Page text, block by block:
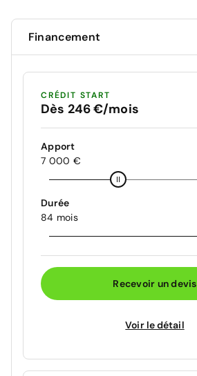
Financement
CRÉDIT START
Dès 246 €/mois
Apport
7 000 €
Durée
84 mois
Recevoir un devis
Voir le détail